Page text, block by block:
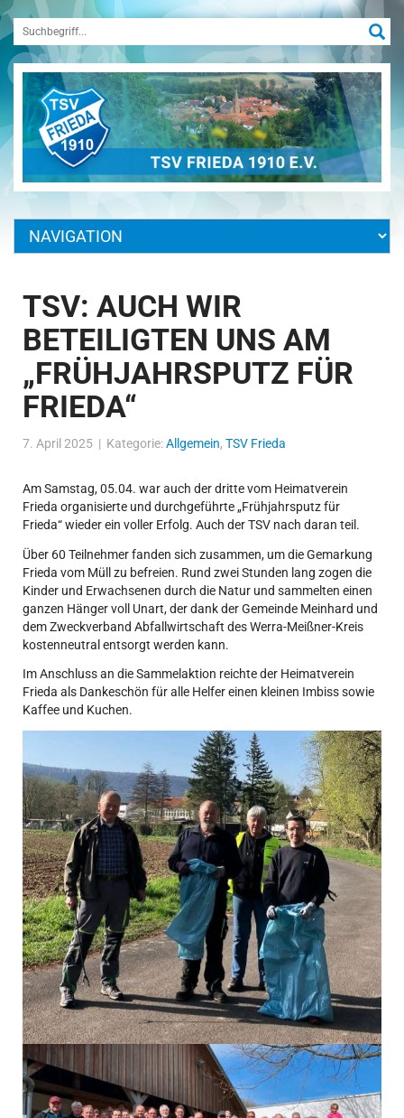
TSV: AUCH WIR
BETEILIGTEN UNS AM
„FRÜHJAHRSPUTZ FÜR
FRIEDA“
7. April 2025 | Kategorie:Allgemein, TSV Frieda
Am Samstag, 05.04. war auch der dritte vom Heimatverein
Frieda organisierte und durchgeführte „Frühjahrsputz für
Frieda“ wieder ein voller Erfolg. Auch der TSV nach daran teil.
Über 60 Teilnehmer fanden sich zusammen, um die Gemarkung
Frieda vom Müll zu befreien. Rund zwei Stunden lang zogen die
Kinder und Erwachsenen durch die Natur und sammelten einen
ganzen Hänger voll Unart, der dank der Gemeinde Meinhard und
dem Zweckverband Abfallwirtschaft des Werra-Meißner-Kreis
kostenneutral entsorgt werden kann.
Im Anschluss an die Sammelaktion reichte der Heimatverein
Frieda als Dankeschön für alle Helfer einen kleinen Imbiss sowie
Kaffee und Kuchen.